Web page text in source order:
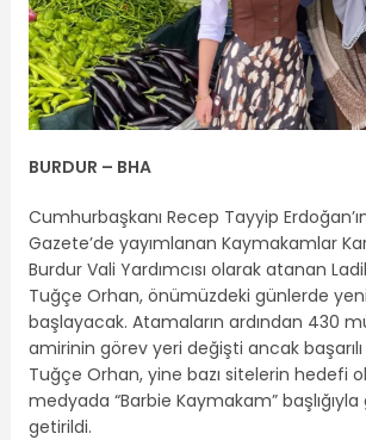
BURDUR – BHA
Cumhurbaşkanı Recep Tayyip
Gazete’de yayımlanan Kaymakamlar
Burdur Vali Yardımcısı olarak atanan
Tuğçe Orhan, önümüzdeki günlerde
başlayacak. Atamaların ardından 430
amirinin görev yeri değişti ancak
Tuğçe Orhan, yine bazı sitelerin hedefi
medyada “Barbie Kaymakam”
getirildi.